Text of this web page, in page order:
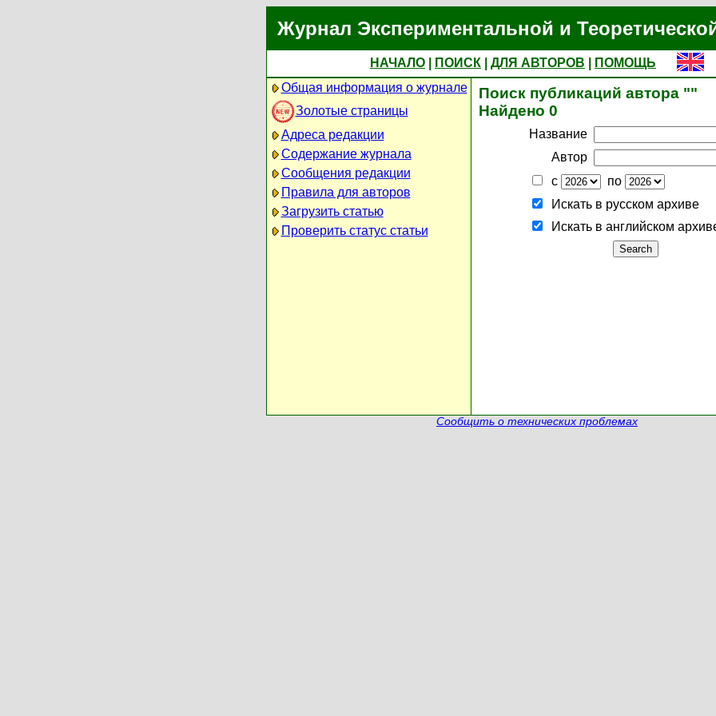
Журнал Экспериментальной и
НАЧАЛО ПОИСК ДЛЯ АВТОРОВ
ПОМОЩЬ
Общая информация о журнале
Золотые страницы
Адреса редакции
Содержание журнала
Сообщения редакции
Правила для авторов
Загрузить статью
Проверить статус статьи
Поиск публикаций автора ""
Найдено 0
Название
Автор
с
по
Искать в русском архиве
Искать в английском
Сообщить о технических проблемах